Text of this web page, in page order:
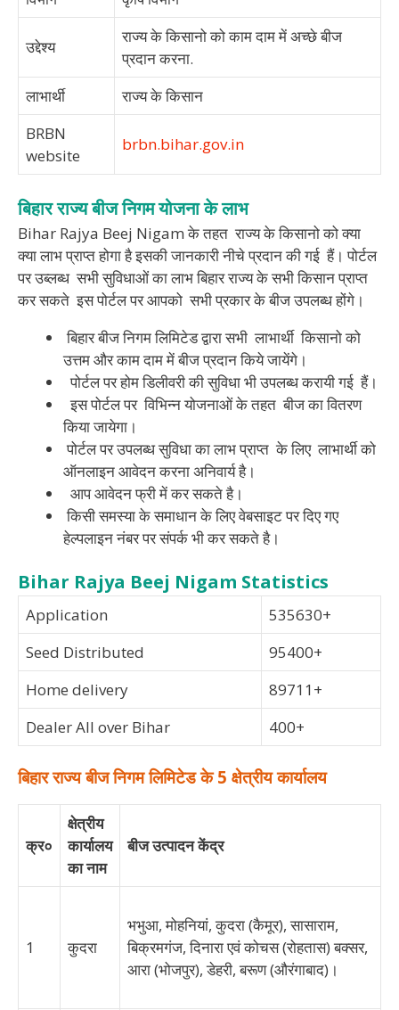
उद्देश्य
राज्य के किसानो को काम दाम में अच्छे बीज
प्रदान करना.
लाभार्थी
राज्य के किसान
BRBN
website
brbn.bihar.gov.in
बिहार राज्य बीज निगम योजना के लाभ
Bihar Rajya Beej Nigam के तहत राज्य के किसानो को क्या
क्या लाभ प्राप्त होगा है इसकी जानकारी नीचे प्रदान की गई हैं। पोर्टल
पर उब्लब्ध सभी सुविधाओं का लाभ बिहार राज्य के सभी किसान प्राप्त
कर सकते इस पोर्टल पर आपको सभी प्रकार के बीज उपलब्ध होंगे।
बिहार बीज निगम लिमिटेड द्वारा सभी लाभार्थी किसानो को
उत्तम और काम दाम में बीज प्रदान किये जायेंगे।
पोर्टल पर होम डिलीवरी की सुविधा भी उपलब्ध करायी गई हैं।
इस पोर्टल पर विभिन्न योजनाओं के तहत बीज का वितरण
किया जायेगा।
पोर्टल पर उपलब्ध सुविधा का लाभ प्राप्त के लिए लाभार्थी को
ऑनलाइन आवेदन करना अनिवार्य है।
आप आवेदन फ्री में कर सकते है।
किसी समस्या के समाधान के लिए वेबसाइट पर दिए गए
हेल्पलाइन नंबर पर संपर्क भी कर सकते है।
Bihar Rajya Beej Nigam Statistics
Application
535630+
Seed Distributed
95400+
Home delivery
89711+
Dealer All over Bihar
400+
बिहार राज्य बीज निगम लिमिटेड के 5 क्षेत्रीय कार्यालय
क्र०
क्षेत्रीय
कार्यालय
का नाम
बीज उत्पादन केंद्र
1 कुदरा
भभुआ, मोहनियां, कुदरा (कैमूर), सासाराम,
बिक्रमगंज, दिनारा एवं कोचस (रोहतास) बक्सर,
आरा (भोजपुर), डेहरी, बरूण (औरंगाबाद)।